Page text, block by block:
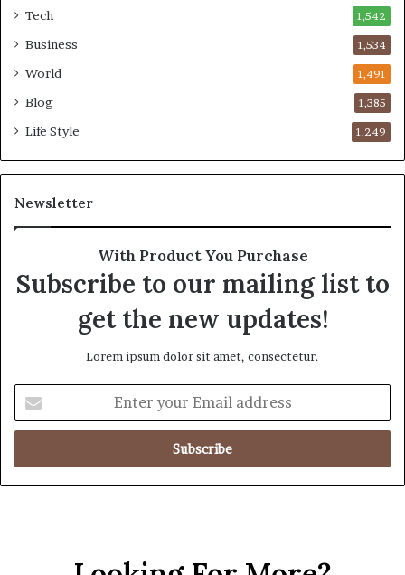
Tech 1,542
Business 1,534
World 1,491
Blog 1,385
Life Style 1,249
Newsletter
With Product You Purchase
Subscribe to our mailing list to
get the new updates!
Lorem ipsum dolor sit amet, consectetur.
t
r
y